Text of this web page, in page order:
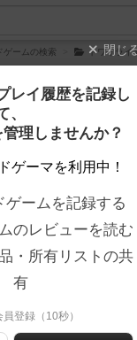
ゲームの検索 トワイライ
ンペリウム：
片
カフェ/スペースが提供中
：第3版 王座の破片で遊
ースが2店登録されていま
ントでログインすると、
閉じ
レイ履歴を記録し
、
理しませんか？
ゲーマを利用中！
ゲームを記録する
のレビューを読む
・所有リストの共
有
登録（10秒）